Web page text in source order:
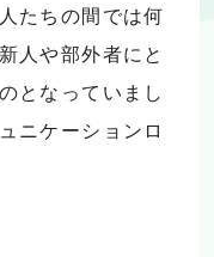
たちの間では何
人や部外者にと
となっていまし
ニケーションロ